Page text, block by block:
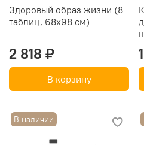
Здоровый образ жизни (8
таблиц, 68х98 см)
2 818 ₽
В корзину
В наличии